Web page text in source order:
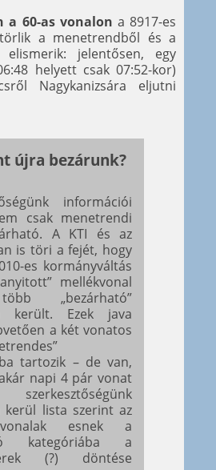
a 60-as vonalon a 8917-es
a menetrendből és a
jelentősen, egy
helyett csak 07:52-kor)
Nagykanizsára eljutni
újra bezárunk?
információi
csak menetrendi
A KTI és az
is töri a fejét, hogy
es kormányváltás
mellékvonal
„bezárható”
került. Ezek java
a két vonatos
tartozik – de van,
napi 4 pár vonat
kerül lista szerint az
esnek a
kategóriába a
(?) döntése